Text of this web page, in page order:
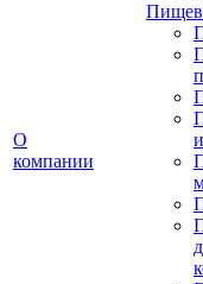
О
компании